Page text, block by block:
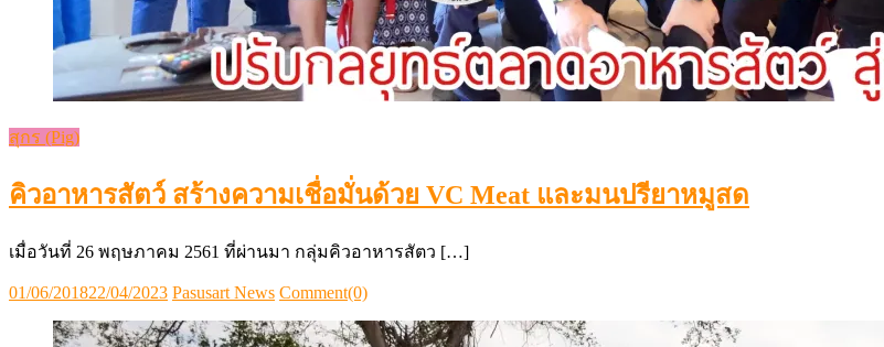
สุกร (Pig)
คิวอาหารสัตว์ สร้างความเชื่อมั่นด้วย VC Meat และมนปรียาหมูสด
เมื่อวันที่ 26 พฤษภาคม 2561 ที่ผ่านมา กลุ่มคิวอาหารสัตว […]
Posted
01/06/201822/04/2023 Author
Pasusart News Comment(0)